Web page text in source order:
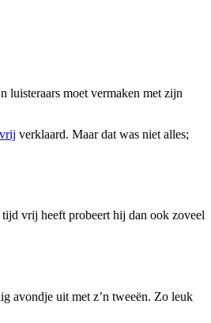
luisteraars moet vermaken met zijn
verklaard. Maar dat was niet alles;
vrij heeft probeert hij dan ook zoveel
avondje uit met z’n tweeën. Zo leuk